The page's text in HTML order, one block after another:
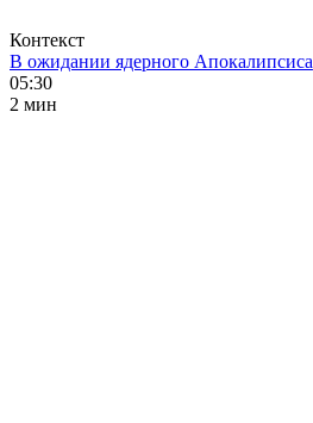
Контекст
В ожидании ядерного Апокалипсиса
05:30
2 мин